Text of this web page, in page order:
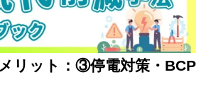
リット：③停電対策・BCP